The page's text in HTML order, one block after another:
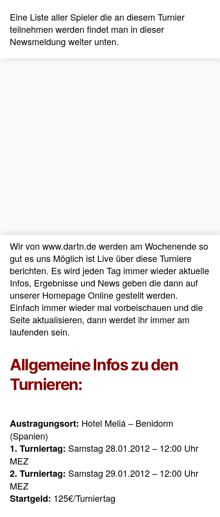
Eine Liste aller Spieler die an diesem Turnier
teilnehmen werden findet man in dieser
Newsmeldung weiter unten.
Wir von www.dartn.de werden am Wochenende so
gut es uns Möglich ist Live über diese Turniere
berichten. Es wird jeden Tag immer wieder aktuelle
Infos, Ergebnisse und News geben die dann auf
unserer Homepage Online gestellt werden.
Einfach immer wieder mal vorbeischauen und die
Seite aktualisieren, dann werdet ihr immer am
laufenden sein.
Allgemeine Infos zu den
Turnieren:
Austragungsort: Hotel Meliá – Benidorm
(Spanien)
1. Turniertag: Samstag 28.01.2012 – 12:00 Uhr
MEZ
2. Turniertag: Samstag 29.01.2012 – 12:00 Uhr
MEZ
Startgeld: 125€/Turniertag